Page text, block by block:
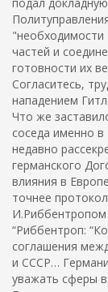
частей и
готовности их
Согласитесь,
нападением
Что же
соседа именно
недавно
германского
влияния в
точнее
И.Риббентропом
“Риббентроп:
соглашения
и СССР…
уважать сферы